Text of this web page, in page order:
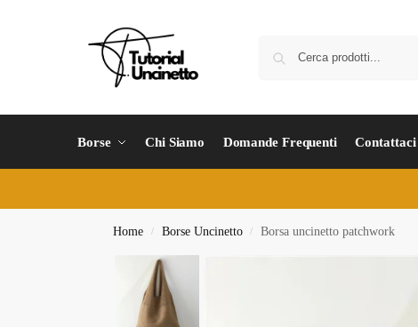
Borse Chi Siamo Domande Frequenti Contattaci
Home / Borse Uncinetto / Borsa uncinetto patchwork